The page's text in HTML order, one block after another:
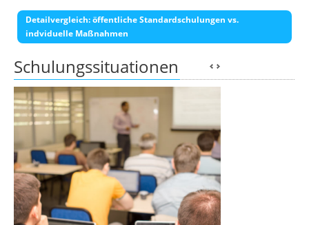
Detailvergleich: öffentliche Standardschulungen vs.
indviduelle Maßnahmen
Schulungssituationen